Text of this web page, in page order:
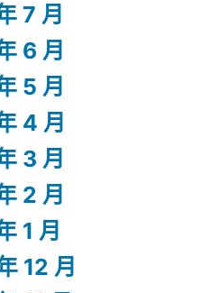
7 月
6 月
5 月
4 月
3 月
2 月
1 月
12 月